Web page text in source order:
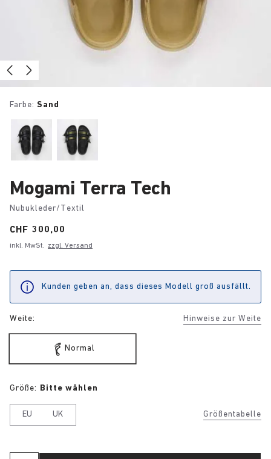
Farbe: Sand
Mogami Terra Tech
Nubukleder/Textil
Price:
CHF 300,00
inkl. MwSt. zzgl. Versand
Kunden geben an, dass dieses Modell groß ausfällt.
Weite: Hinweise zur Weite
Normal
Größentabelle
Größe: Bitte wählen
EU UK